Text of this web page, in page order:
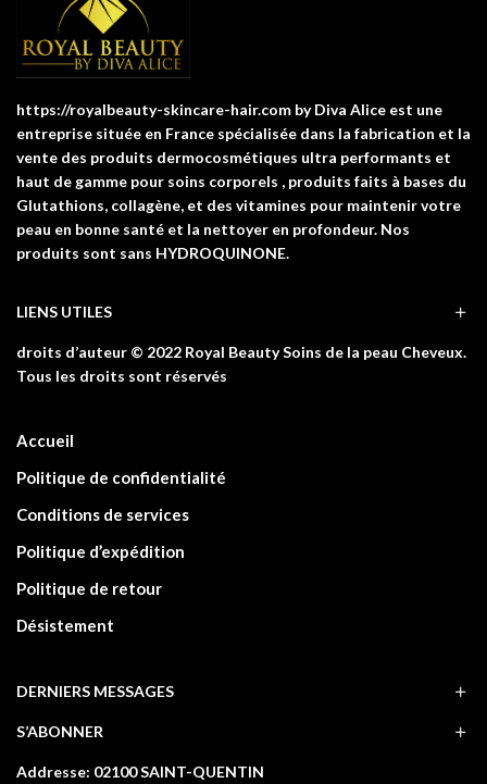
https://royalbeauty-skincare-hair.com by Diva Alice est une
entreprise située en France spécialisée dans la fabrication et la
vente des produits dermocosmétiques ultra performants et
haut de gamme pour soins corporels , produits faits à bases du
Glutathions, collagène, et des vitamines pour maintenir votre
peau en bonne santé et la nettoyer en profondeur. Nos
produits sont sans HYDROQUINONE.
LIENS UTILES
droits d’auteur © 2022 Royal Beauty Soins de la peau Cheveux.
Tous les droits sont réservés
Accueil
Politique de confidentialité
Conditions de services
Politique d’expédition
Politique de retour
Désistement
DERNIERS MESSAGES
S’ABONNER
Addresse: 02100 SAINT-QUENTIN